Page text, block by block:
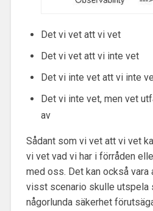
Det vi vet att vi vet
Det vi vet att vi inte vet
Det vi inte vet att vi inte
Det vi inte vet, men vet
av
Sådant som vi vet att vi vet
vi vet vad vi har i förråden
med oss. Det kan också
visst scenario skulle utspela
någorlunda säkerhet